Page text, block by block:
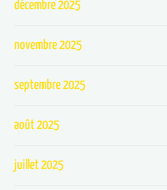
décembre 2025
novembre 2025
septembre 2025
août 2025
juillet 2025